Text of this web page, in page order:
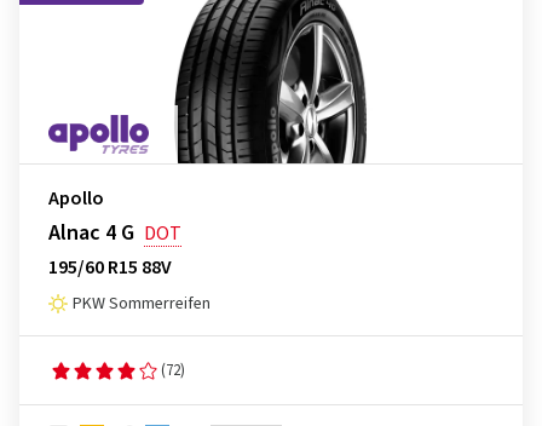
Apollo
Alnac 4 G DOT
195/60 R15 88V
PKW Sommerreifen
(72)